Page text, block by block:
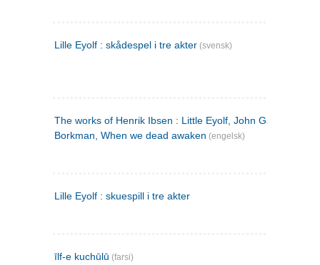
Lille Eyolf : skådespel i tre akter (svensk)
The works of Henrik Ibsen : Little Eyolf, John Gabriel
Borkman, When we dead awaken (engelsk)
Lille Eyolf : skuespill i tre akter
īlf-e kuchūlū (farsi)